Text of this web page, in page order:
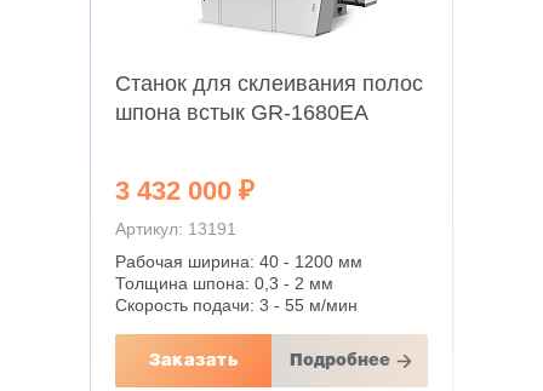
Станок для склеивания полос
шпона встык GR-1680EA
3 432 000 ₽
Артикул: 13191
Рабочая ширина: 40 - 1200 мм
Толщина шпона: 0,3 - 2 мм
Скорость подачи: 3 - 55 м/мин
Заказать Подробнее